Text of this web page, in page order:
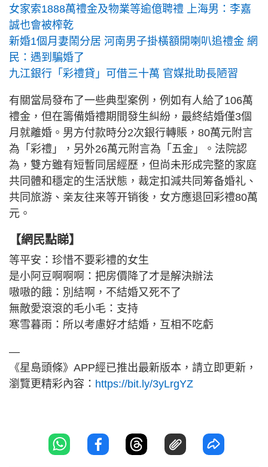
女家索1888萬禮金及物業等逾億聘禮 上海男：李嘉
誠也會被榨乾
新婚1個月妻鬧分居 河南男子掛橫額開喇叭追禮金 網
民：遇到騙婚了
九江銀行「彩禮貸」可借三十萬 官媒批助長陋習
有關當局發布了一些典型案例，例如有人給了106萬
禮金，但在籌備婚禮期間發生糾紛，最終結婚僅3個
月就離婚。男方付款時分2次銀行轉賬，80萬元附言
為「彩禮」，另外26萬元附言為「五金」。法院認
為，雙方雖有短暫同居經歷，但尚未形成完整的家庭
共同體和穩定的生活狀態，裁定扣減共同筹备婚礼、
共同旅游、亲友往来等开销後，女方應退回彩禮80萬
元。
【網民點睇】
等平安：珍惜不要彩禮的女生
是小阿豆啊啊啊：把房價降了才是解決辦法
嗷嗷的餓：別結啊，不結婚又死不了
無敵愛滾滾的毛小毛：支持
寒雪暮雨：所以考慮好才結婚，互相不吃虧
—
《星島頭條》APP經已推出最新版本，請立即更新，
瀏覽更精彩內容： https://bit.ly/3yLrgYZ